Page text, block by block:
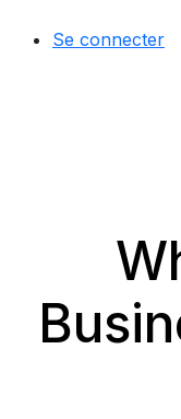
Se connecter